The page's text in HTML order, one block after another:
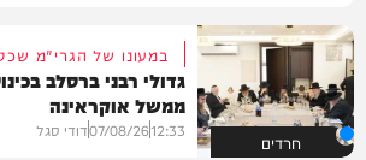
חרדים
במעונו של הגרי"מ
גדולי רבני ברסלב
ממשל אוקראינה
12:33
07/08/26דודי סגל